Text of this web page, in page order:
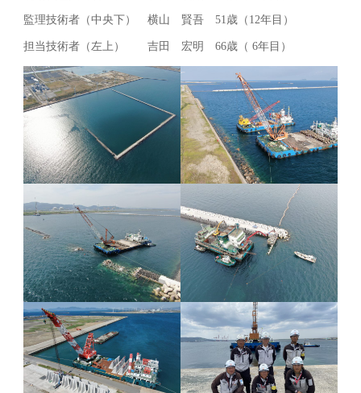
監理技術者（中央下） 横山 賢吾 51歳（12年目）
担当技術者（左上） 吉田 宏明 66歳（ 6年目）